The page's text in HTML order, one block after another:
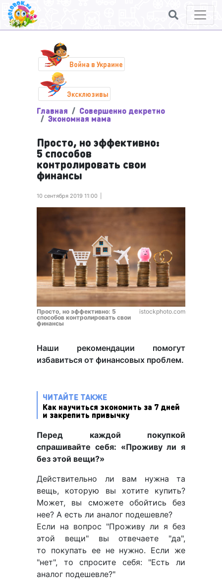
Война в Украине
Эксклюзивы
Главная Совершенно декретно
Экономная мама
Просто, но эффективно:
5 способов
контролировать свои
финансы
10 сентября 2019 11:00
Просто, но эффективно: 5
способов контролировать свои
финансы
istockphoto.com
Наши рекомендации помогут
избавиться от финансовых проблем.
ЧИТАЙТЕ ТАКЖЕ
Как научиться экономить за 7 дней
и закрепить привычку
Перед каждой покупкой
спрашивайте себя: «Проживу ли я
без этой вещи?»
Действительно ли вам нужна та
вещь, которую вы хотите купить?
Может, вы сможете обойтись без
нее? А есть ли аналог подешевле?
Если на вопрос "Проживу ли я без
этой вещи" вы отвечаете "да",
то покупать ее не нужно. Если же
"нет", то спросите себя: "Есть ли
аналог подешевле?"